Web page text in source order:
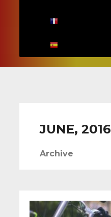
JUNE, 2016
Archive